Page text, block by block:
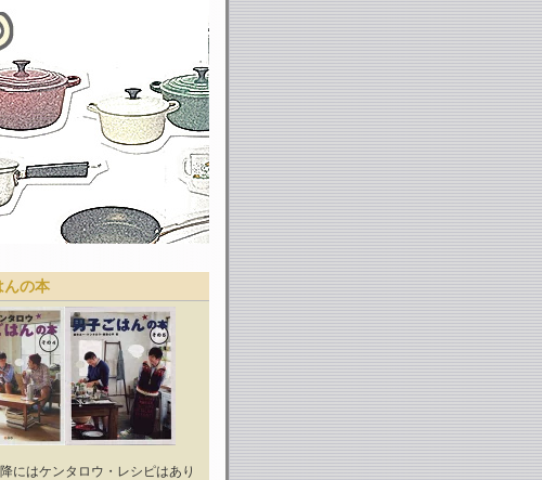
んの本
降にはケンタロウ・レシピはあり